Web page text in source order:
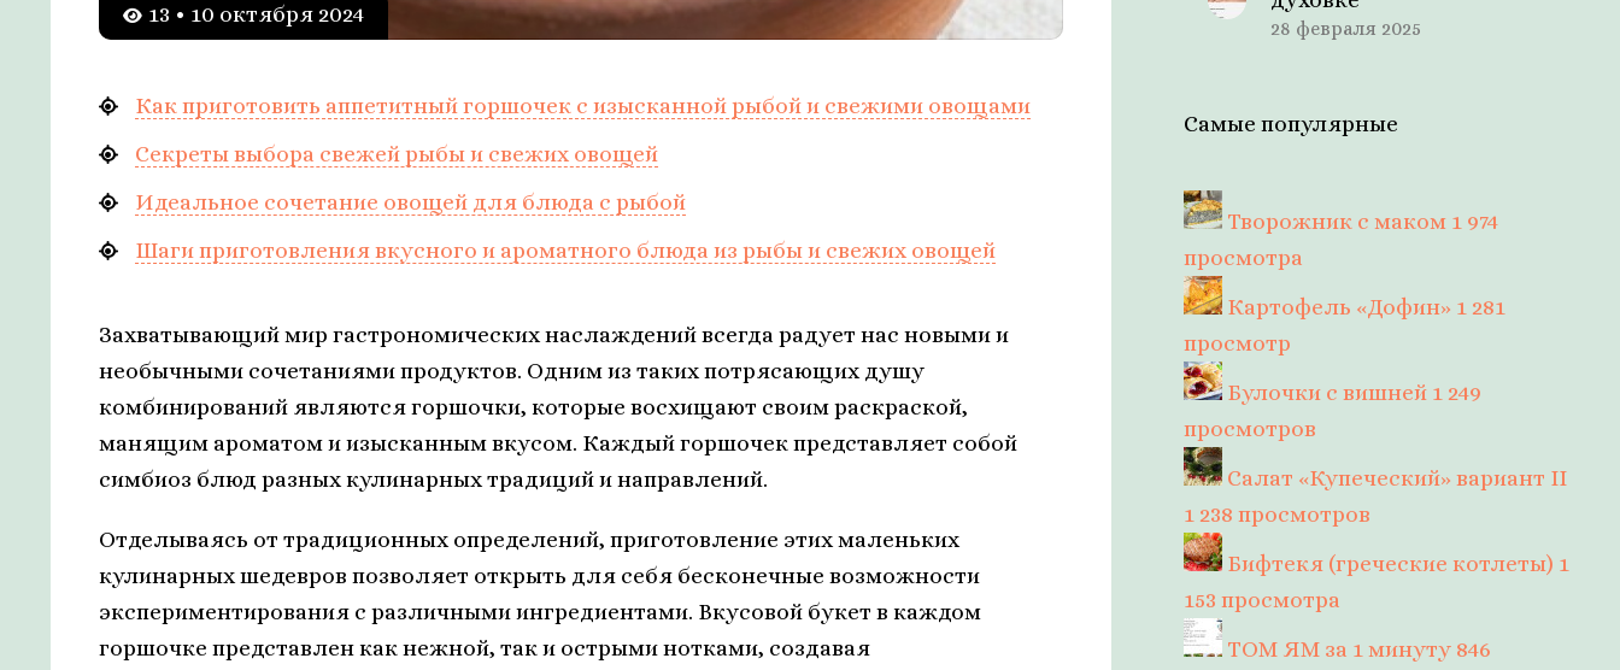
13 • 10 октября 2024
Как приготовить аппетитный горшочек с изысканной рыбой и свежими овощами
Секреты выбора свежей рыбы и свежих овощей
Идеальное сочетание овощей для блюда с рыбой
Шаги приготовления вкусного и ароматного блюда из рыбы и свежих овощей
Захватывающий мир гастрономических наслаждений всегда радует нас новыми и
необычными сочетаниями продуктов. Одним из таких потрясающих душу
комбинирований являются горшочки, которые восхищают своим раскраской,
манящим ароматом и изысканным вкусом. Каждый горшочек представляет собой
симбиоз блюд разных кулинарных традиций и направлений.
Отделываясь от традиционных определений, приготовление этих маленьких
кулинарных шедевров позволяет открыть для себя бесконечные возможности
экспериментирования с различными ингредиентами. Вкусовой букет в каждом
горшочке представлен как нежной, так и острыми нотками, создавая
28 февраля 2025
Самые популярные
Творожник с маком 1 974
просмотра
Картофель «Дофин» 1 281
просмотр
Булочки с вишней 1 249
просмотров
Салат «Купеческий» вариант II
1 238 просмотров
Бифтекя (греческие котлеты) 1
153 просмотра
ТОМ ЯМ за 1 минуту 846